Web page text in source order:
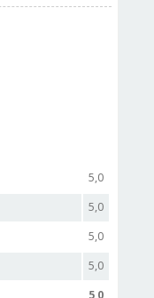
5,0
5,0
5,0
5,0